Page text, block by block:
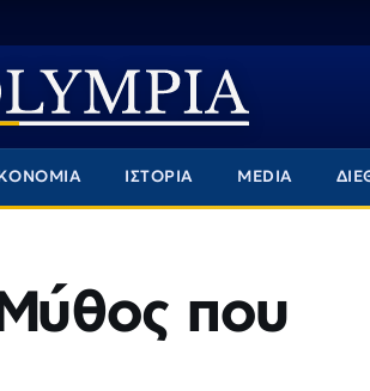
ΙΣΤΟΡΙΑ MEDIA
που